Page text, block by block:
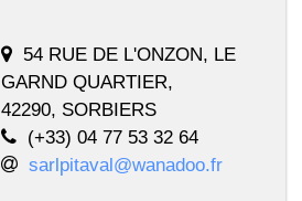
54 RUE DE L'ONZON, LE
GARND QUARTIER,
42290, SORBIERS
(+33) 04 77 53 32 64
sarlpitaval@wanadoo.fr